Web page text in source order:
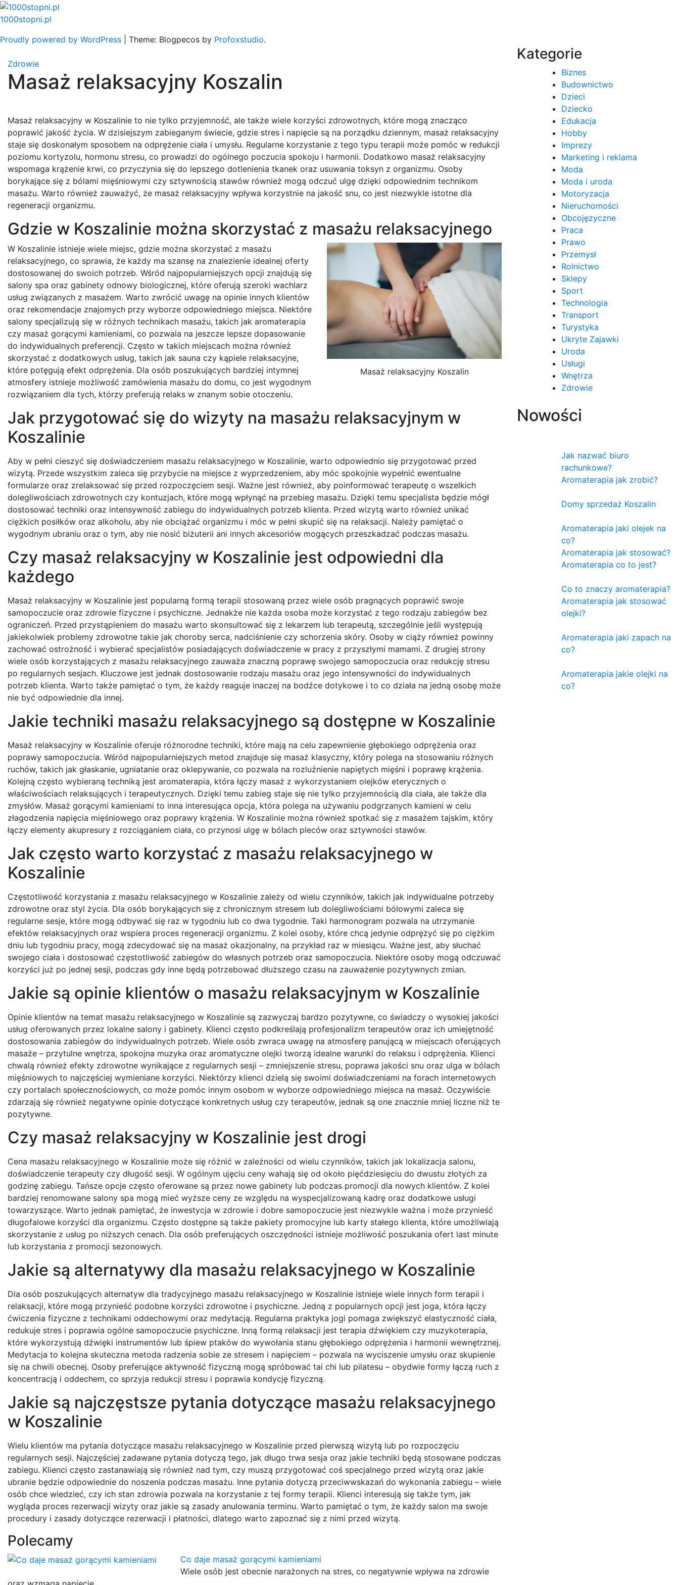
Skip
to
1000stopni.pl
Proudly powered by WordPress
Theme: Blogpecos by Profoxstudio.
Zdrowie
Masaż relaksacyjny Koszalin
Masaż relaksacyjny w Koszalinie to nie tylko przyjemność, ale także wiele korzyści zdrowotnych, które mogą znacząco
poprawić jakość życia. W dzisiejszym zabieganym świecie, gdzie stres i napięcie są na porządku dziennym, masaż relaksacyjny
staje się doskonałym sposobem na odprężenie ciała i umysłu. Regularne korzystanie z tego typu terapii może pomóc w redukcji
poziomu kortyzolu, hormonu stresu, co prowadzi do ogólnego poczucia spokoju i harmonii. Dodatkowo masaż relaksacyjny
wspomaga krążenie krwi, co przyczynia się do lepszego dotlenienia tkanek oraz usuwania toksyn z organizmu. Osoby
borykające się z bólami mięśniowymi czy sztywnością stawów również mogą odczuć ulgę dzięki odpowiednim technikom
masażu. Warto również zauważyć, że masaż relaksacyjny wpływa korzystnie na jakość snu, co jest niezwykle istotne dla
regeneracji organizmu.
Gdzie w Koszalinie można skorzystać z masażu relaksacyjnego
Masaż relaksacyjny Koszalin
W Koszalinie istnieje wiele miejsc, gdzie można skorzystać z masażu
relaksacyjnego, co sprawia, że każdy ma szansę na znalezienie idealnej oferty
dostosowanej do swoich potrzeb. Wśród najpopularniejszych opcji znajdują się
salony spa oraz gabinety odnowy biologicznej, które oferują szeroki wachlarz
usług związanych z masażem. Warto zwrócić uwagę na opinie innych klientów
oraz rekomendacje znajomych przy wyborze odpowiedniego miejsca. Niektóre
salony specjalizują się w różnych technikach masażu, takich jak aromaterapia
czy masaż gorącymi kamieniami, co pozwala na jeszcze lepsze dopasowanie
do indywidualnych preferencji. Często w takich miejscach można również
skorzystać z dodatkowych usług, takich jak sauna czy kąpiele relaksacyjne,
które potęgują efekt odprężenia. Dla osób poszukujących bardziej intymnej
atmosfery istnieje możliwość zamówienia masażu do domu, co jest wygodnym
rozwiązaniem dla tych, którzy preferują relaks w znanym sobie otoczeniu.
Jak przygotować się do wizyty na masażu relaksacyjnym w
Koszalinie
Aby w pełni cieszyć się doświadczeniem masażu relaksacyjnego w Koszalinie, warto odpowiednio się przygotować przed
wizytą. Przede wszystkim zaleca się przybycie na miejsce z wyprzedzeniem, aby móc spokojnie wypełnić ewentualne
formularze oraz zrelaksować się przed rozpoczęciem sesji. Ważne jest również, aby poinformować terapeutę o wszelkich
dolegliwościach zdrowotnych czy kontuzjach, które mogą wpłynąć na przebieg masażu. Dzięki temu specjalista będzie mógł
dostosować techniki oraz intensywność zabiegu do indywidualnych potrzeb klienta. Przed wizytą warto również unikać
ciężkich posiłków oraz alkoholu, aby nie obciążać organizmu i móc w pełni skupić się na relaksacji. Należy pamiętać o
wygodnym ubraniu oraz o tym, aby nie nosić biżuterii ani innych akcesoriów mogących przeszkadzać podczas masażu.
Czy masaż relaksacyjny w Koszalinie jest odpowiedni dla
każdego
Masaż relaksacyjny w Koszalinie jest popularną formą terapii stosowaną przez wiele osób pragnących poprawić swoje
samopoczucie oraz zdrowie fizyczne i psychiczne. Jednakże nie każda osoba może korzystać z tego rodzaju zabiegów bez
ograniczeń. Przed przystąpieniem do masażu warto skonsultować się z lekarzem lub terapeutą, szczególnie jeśli występują
jakiekolwiek problemy zdrowotne takie jak choroby serca, nadciśnienie czy schorzenia skóry. Osoby w ciąży również powinny
zachować ostrożność i wybierać specjalistów posiadających doświadczenie w pracy z przyszłymi mamami. Z drugiej strony
wiele osób korzystających z masażu relaksacyjnego zauważa znaczną poprawę swojego samopoczucia oraz redukcję stresu
po regularnych sesjach. Kluczowe jest jednak dostosowanie rodzaju masażu oraz jego intensywności do indywidualnych
potrzeb klienta. Warto także pamiętać o tym, że każdy reaguje inaczej na bodźce dotykowe i to co działa na jedną osobę może
nie być odpowiednie dla innej.
Jakie techniki masażu relaksacyjnego są dostępne w Koszalinie
Masaż relaksacyjny w Koszalinie oferuje różnorodne techniki, które mają na celu zapewnienie głębokiego odprężenia oraz
poprawy samopoczucia. Wśród najpopularniejszych metod znajduje się masaż klasyczny, który polega na stosowaniu różnych
ruchów, takich jak głaskanie, ugniatanie oraz oklepywanie, co pozwala na rozluźnienie napiętych mięśni i poprawę krążenia.
Kolejną często wybieraną techniką jest aromaterapia, która łączy masaż z wykorzystaniem olejków eterycznych o
właściwościach relaksujących i terapeutycznych. Dzięki temu zabieg staje się nie tylko przyjemnością dla ciała, ale także dla
zmysłów. Masaż gorącymi kamieniami to inna interesująca opcja, która polega na używaniu podgrzanych kamieni w celu
złagodzenia napięcia mięśniowego oraz poprawy krążenia. W Koszalinie można również spotkać się z masażem tajskim, który
łączy elementy akupresury z rozciąganiem ciała, co przynosi ulgę w bólach pleców oraz sztywności stawów.
Jak często warto korzystać z masażu relaksacyjnego w
Koszalinie
Częstotliwość korzystania z masażu relaksacyjnego w Koszalinie zależy od wielu czynników, takich jak indywidualne potrzeby
zdrowotne oraz styl życia. Dla osób borykających się z chronicznym stresem lub dolegliwościami bólowymi zaleca się
regularne sesje, które mogą odbywać się raz w tygodniu lub co dwa tygodnie. Taki harmonogram pozwala na utrzymanie
efektów relaksacyjnych oraz wspiera proces regeneracji organizmu. Z kolei osoby, które chcą jedynie odprężyć się po ciężkim
dniu lub tygodniu pracy, mogą zdecydować się na masaż okazjonalny, na przykład raz w miesiącu. Ważne jest, aby słuchać
swojego ciała i dostosować częstotliwość zabiegów do własnych potrzeb oraz samopoczucia. Niektóre osoby mogą odczuwać
korzyści już po jednej sesji, podczas gdy inne będą potrzebować dłuższego czasu na zauważenie pozytywnych zmian.
Jakie są opinie klientów o masażu relaksacyjnym w Koszalinie
Opinie klientów na temat masażu relaksacyjnego w Koszalinie są zazwyczaj bardzo pozytywne, co świadczy o wysokiej jakości
usług oferowanych przez lokalne salony i gabinety. Klienci często podkreślają profesjonalizm terapeutów oraz ich umiejętność
dostosowania zabiegów do indywidualnych potrzeb. Wiele osób zwraca uwagę na atmosferę panującą w miejscach oferujących
masaże – przytulne wnętrza, spokojna muzyka oraz aromatyczne olejki tworzą idealne warunki do relaksu i odprężenia. Klienci
chwalą również efekty zdrowotne wynikające z regularnych sesji – zmniejszenie stresu, poprawa jakości snu oraz ulga w bólach
mięśniowych to najczęściej wymieniane korzyści. Niektórzy klienci dzielą się swoimi doświadczeniami na forach internetowych
czy portalach społecznościowych, co może pomóc innym osobom w wyborze odpowiedniego miejsca na masaż. Oczywiście
zdarzają się również negatywne opinie dotyczące konkretnych usług czy terapeutów, jednak są one znacznie mniej liczne niż te
pozytywne.
Czy masaż relaksacyjny w Koszalinie jest drogi
Cena masażu relaksacyjnego w Koszalinie może się różnić w zależności od wielu czynników, takich jak lokalizacja salonu,
doświadczenie terapeuty czy długość sesji. W ogólnym ujęciu ceny wahają się od około pięćdziesięciu do dwustu złotych za
godzinę zabiegu. Tańsze opcje często oferowane są przez nowe gabinety lub podczas promocji dla nowych klientów. Z kolei
bardziej renomowane salony spa mogą mieć wyższe ceny ze względu na wyspecjalizowaną kadrę oraz dodatkowe usługi
towarzyszące. Warto jednak pamiętać, że inwestycja w zdrowie i dobre samopoczucie jest niezwykle ważna i może przynieść
długofalowe korzyści dla organizmu. Często dostępne są także pakiety promocyjne lub karty stałego klienta, które umożliwiają
skorzystanie z usług po niższych cenach. Dla osób preferujących oszczędności istnieje możliwość poszukania ofert last minute
lub korzystania z promocji sezonowych.
Jakie są alternatywy dla masażu relaksacyjnego w Koszalinie
Dla osób poszukujących alternatyw dla tradycyjnego masażu relaksacyjnego w Koszalinie istnieje wiele innych form terapii i
relaksacji, które mogą przynieść podobne korzyści zdrowotne i psychiczne. Jedną z popularnych opcji jest joga, która łączy
ćwiczenia fizyczne z technikami oddechowymi oraz medytacją. Regularna praktyka jogi pomaga zwiększyć elastyczność ciała,
redukuje stres i poprawia ogólne samopoczucie psychiczne. Inną formą relaksacji jest terapia dźwiękiem czy muzykoterapia,
które wykorzystują dźwięki instrumentów lub śpiew ptaków do wywołania stanu głębokiego odprężenia i harmonii wewnętrznej.
Medytacja to kolejna skuteczna metoda radzenia sobie ze stresem i napięciem – pozwala na wyciszenie umysłu oraz skupienie
się na chwili obecnej. Osoby preferujące aktywność fizyczną mogą spróbować tai chi lub pilatesu – obydwie formy łączą ruch z
koncentracją i oddechem, co sprzyja redukcji stresu i poprawia kondycję fizyczną.
Jakie są najczęstsze pytania dotyczące masażu relaksacyjnego
w Koszalinie
Wielu klientów ma pytania dotyczące masażu relaksacyjnego w Koszalinie przed pierwszą wizytą lub po rozpoczęciu
regularnych sesji. Najczęściej zadawane pytania dotyczą tego, jak długo trwa sesja oraz jakie techniki będą stosowane podczas
zabiegu. Klienci często zastanawiają się również nad tym, czy muszą przygotować coś specjalnego przed wizytą oraz jakie
ubranie będzie odpowiednie do noszenia podczas masażu. Inne pytania dotyczą przeciwwskazań do wykonania zabiegu – wiele
osób chce wiedzieć, czy ich stan zdrowia pozwala na korzystanie z tej formy terapii. Klienci interesują się także tym, jak
wygląda proces rezerwacji wizyty oraz jakie są zasady anulowania terminu. Warto pamiętać o tym, że każdy salon ma swoje
procedury i zasady dotyczące rezerwacji i płatności, dlatego warto zapoznać się z nimi przed wizytą.
Polecamy
Co daje masaż gorącymi kamieniami
Wiele osób jest obecnie narażonych na stres, co negatywnie wpływa na zdrowie
Kategorie
Biznes
Budownictwo
Dzieci
Dziecko
Edukacja
Hobby
Imprezy
Marketing i reklama
Moda
Moda i uroda
Motoryzacja
Nieruchomości
Obcojęzyczne
Praca
Prawo
Przemysł
Rolnictwo
Sklepy
Sport
Technologia
Transport
Turystyka
Ukryte Zajawki
Uroda
Usługi
Wnętrza
Zdrowie
Nowości
Jak nazwać biuro
rachunkowe?
Aromaterapia jak zrobić?
Domy sprzedaż Koszalin
Aromaterapia jaki olejek na
co?
Aromaterapia jak stosować?
Aromaterapia co to jest?
Co to znaczy aromaterapia?
Aromaterapia jak stosować
olejki?
Aromaterapia jaki zapach na
co?
Aromaterapia jakie olejki na
co?